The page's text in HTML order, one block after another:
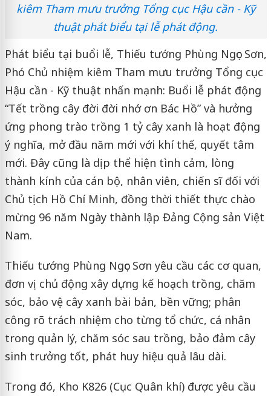
kiêm Tham mưu trưởng Tổng cục Hậu cần - Kỹ
thuật phát biểu tại lễ phát động.
Phát biểu tại buổi lễ, Thiếu tướng Phùng Ngọc Sơn,
Phó Chủ nhiệm kiêm Tham mưu trưởng Tổng cục
Hậu cần - Kỹ thuật nhấn mạnh: Buổi lễ phát động
“Tết trồng cây đời đời nhớ ơn Bác Hồ” và hưởng
ứng phong trào trồng 1 tỷ cây xanh là hoạt động
ý nghĩa, mở đầu năm mới với khí thế, quyết tâm
mới. Đây cũng là dịp thể hiện tình cảm, lòng
thành kính của cán bộ, nhân viên, chiến sĩ đối với
Chủ tịch Hồ Chí Minh, đồng thời thiết thực chào
mừng 96 năm Ngày thành lập Đảng Cộng sản Việt
Nam.
Thiếu tướng Phùng Ngọc Sơn yêu cầu các cơ quan,
đơn vị chủ động xây dựng kế hoạch trồng, chăm
sóc, bảo vệ cây xanh bài bản, bền vững; phân
công rõ trách nhiệm cho từng tổ chức, cá nhân
trong quản lý, chăm sóc sau trồng, bảo đảm cây
sinh trưởng tốt, phát huy hiệu quả lâu dài.
Trong đó, Kho K826 (Cục Quân khí) được yêu cầu